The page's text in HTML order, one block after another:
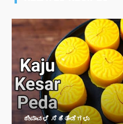
ದೀಪಾವಳಿ ಸಿಹಿತಿಂಡಿಗಳು